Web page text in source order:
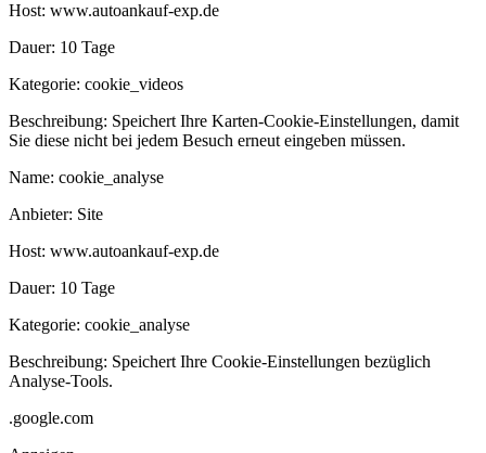
Host: www.autoankauf-exp.de
Dauer: 10 Tage
Kategorie: cookie_videos
Beschreibung: Speichert Ihre Karten-Cookie-Einstellungen, damit
Sie diese nicht bei jedem Besuch erneut eingeben müssen.
Name: cookie_analyse
Anbieter: Site
Host: www.autoankauf-exp.de
Dauer: 10 Tage
Kategorie: cookie_analyse
Beschreibung: Speichert Ihre Cookie-Einstellungen bezüglich
Analyse-Tools.
.google.com